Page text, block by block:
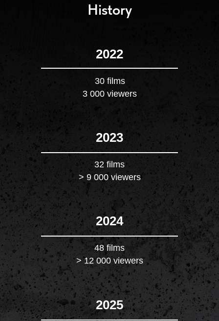
History
2022
30 films
3 000 viewers
2023
32 films
> 9 000 viewers
2024
48 films
> 12 000 viewers
2025